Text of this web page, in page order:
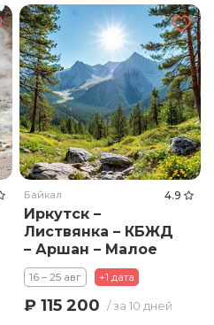
Байкал 4.9
Иркутск –
Листвянка – КБЖД
– Аршан – Малое
море – Ольхон –
Иркутск
16 – 25 авг +1 дата
₽ 115 200 / за 10 дней